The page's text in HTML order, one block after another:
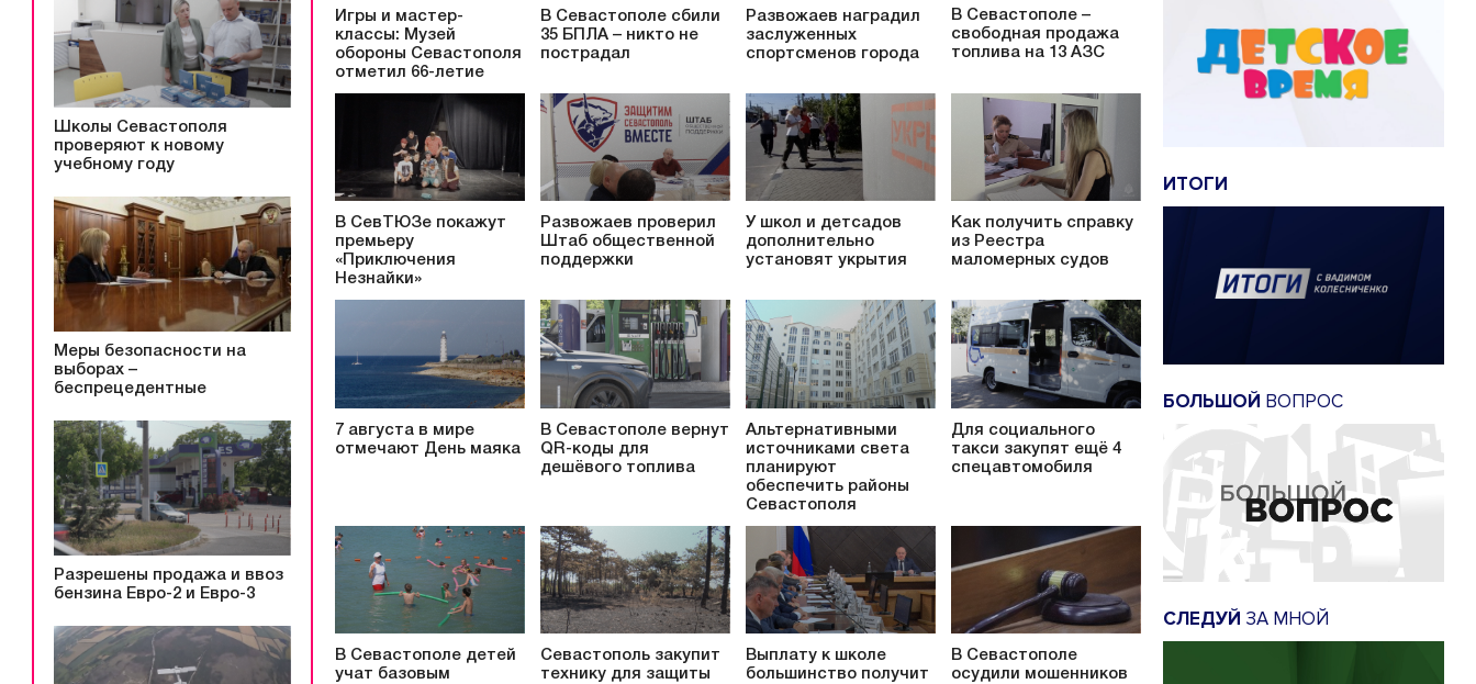
Школы Севастополя
проверяют к новому
учебному году
Меры безопасности на
выборах –
беспрецедентные
Разрешены продажа и ввоз
бензина Евро-2 и Евро-3
Игры и мастер-
классы: Музей
обороны Севастополя
отметил 66-летие
В Севастополе сбили
35 БПЛА – никто не
пострадал
Развожаев наградил
заслуженных
спортсменов города
В Севастополе –
свободная продажа
топлива на 13 АЗС
В СевТЮЗе покажут
премьеру
«Приключения
Незнайки»
Развожаев проверил
Штаб общественной
поддержки
У школ и детсадов
дополнительно
установят укрытия
Как получить справку
из Реестра
маломерных судов
7 августа в мире
отмечают День маяка
В Севастополе вернут
QR-коды для
дешёвого топлива
Альтернативными
источниками света
планируют
обеспечить районы
Севастополя
Для социального
такси закупят ещё 4
спецавтомобиля
В Севастополе детей
учат базовым
Севастополь закупит
технику для защиты
Выплату к школе
большинство получит
В Севастополе
осудили мошенников
ИТОГИ
БОЛЬШОЙ ВОПРОС
СЛЕДУЙ ЗА МНОЙ